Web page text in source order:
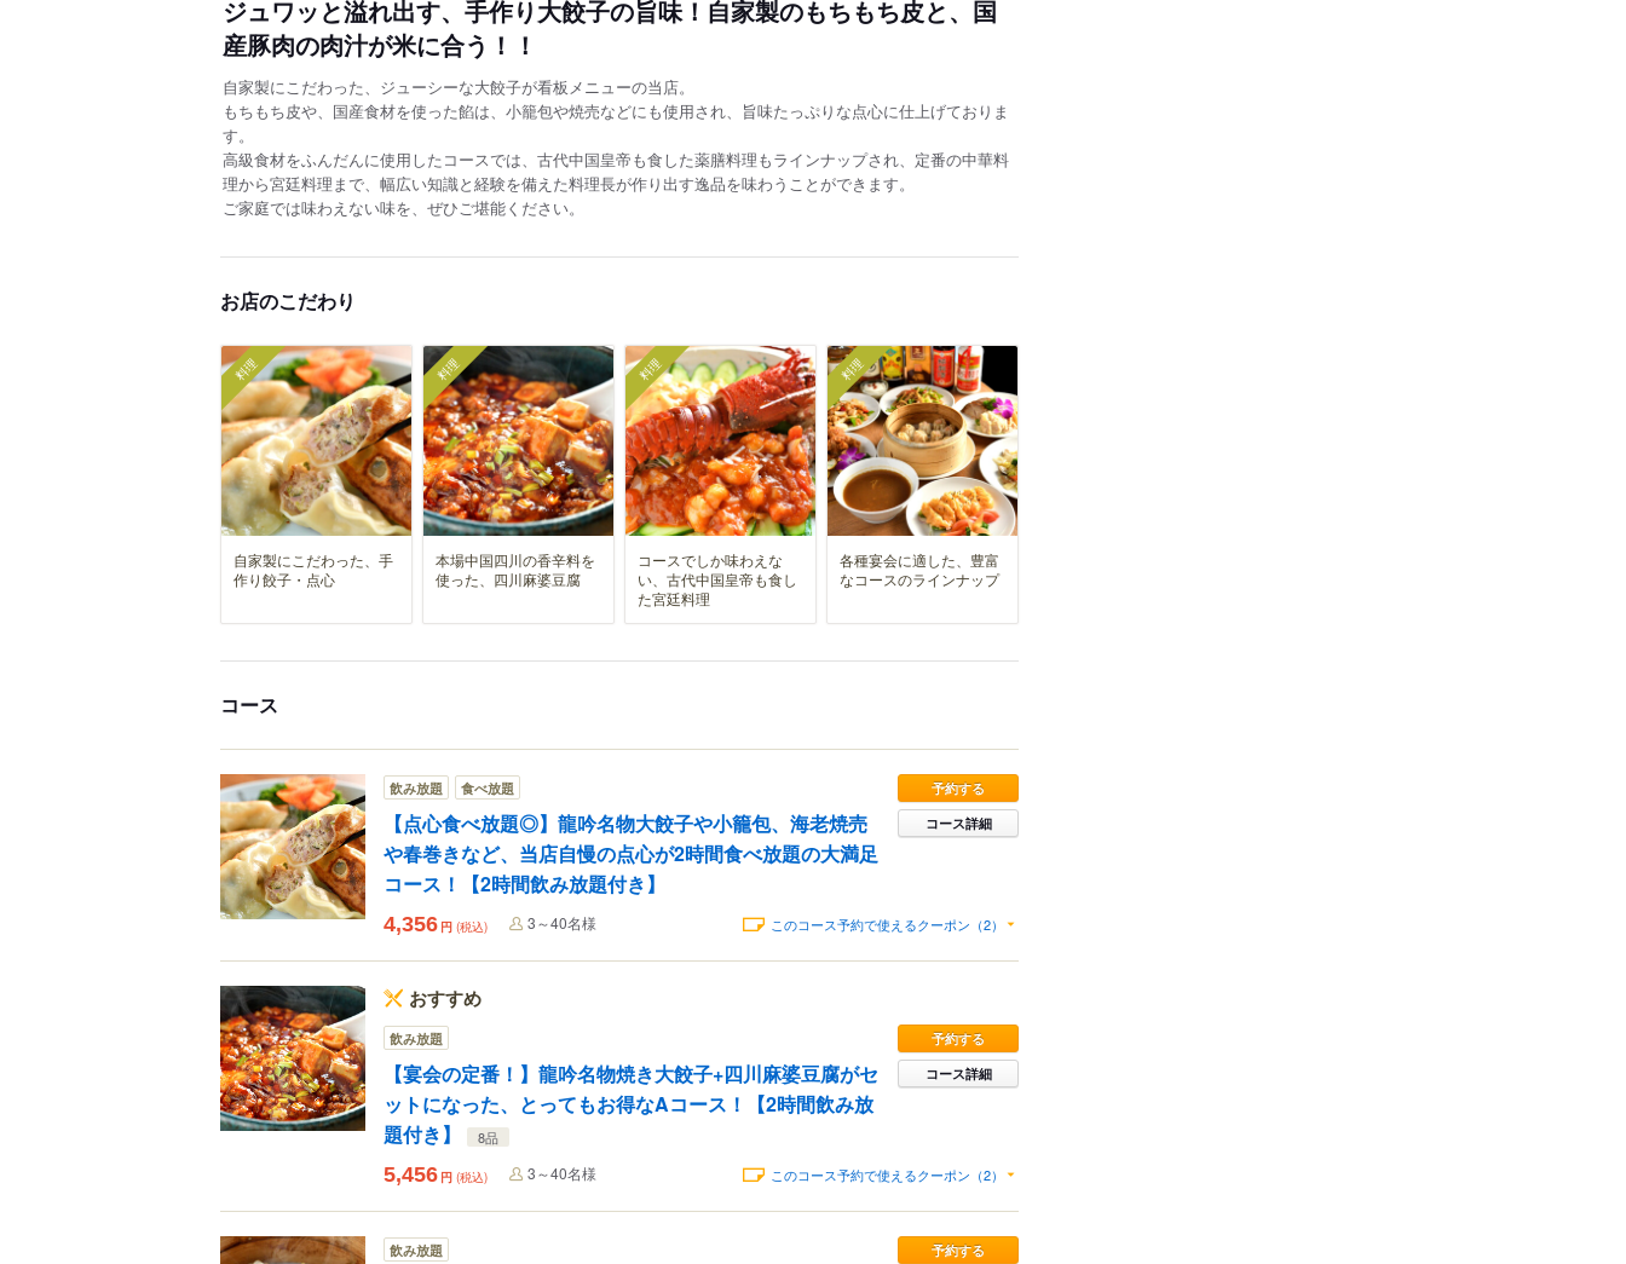
ジュワッと溢れ出す、手作り大餃子の旨味！自家製のもちもち皮と、国
産豚肉の肉汁が米に合う！！
自家製にこだわった、ジューシーな大餃子が看板メニューの当店。
もちもち皮や、国産食材を使った餡は、小籠包や焼売などにも使用され、旨味たっぷりな点心に仕上げておりま
す。
高級食材をふんだんに使用したコースでは、古代中国皇帝も食した薬膳料理もラインナップされ、定番の中華料
理から宮廷料理まで、幅広い知識と経験を備えた料理長が作り出す逸品を味わうことができます。
ご家庭では味わえない味を、ぜひご堪能ください。
お店のこだわり
料理
自家製にこだわった、手
作り餃子・点心
料理
本場中国四川の香辛料を
使った、四川麻婆豆腐
料理
コースでしか味わえな
い、古代中国皇帝も食し
た宮廷料理
料理
各種宴会に適した、豊富
なコースのラインナップ
コース
飲み放題 食べ放題
【点心食べ放題◎】龍吟名物大餃子や小籠包、海老焼売
や春巻きなど、当店自慢の点心が2時間食べ放題の大満足
コース！【2時間飲み放題付き】
予約する
コース詳細
4,356 円 (税込) 3～40名様 このコース予約で使えるクーポン（2）
おすすめ
飲み放題
【宴会の定番！】龍吟名物焼き大餃子+四川麻婆豆腐がセ
ットになった、とってもお得なAコース！【2時間飲み放
題付き】
8品
予約する
コース詳細
5,456 円 (税込) 3～40名様 このコース予約で使えるクーポン（2）
飲み放題
予約する